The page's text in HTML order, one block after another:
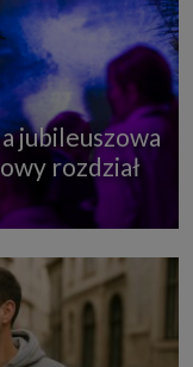
jubileuszowa
rozdział